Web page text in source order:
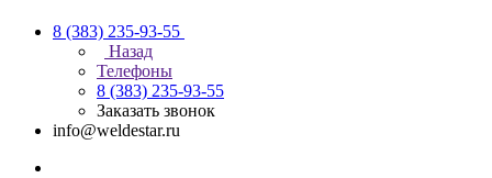
8 (383) 235-93-55
Назад
Телефоны
8 (383) 235-93-55
Заказать звонок
info@weldestar.ru